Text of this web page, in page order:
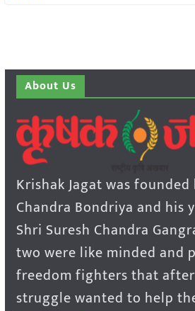
About Us
Krishak Jagat was
Chandra Bondriya and his
Shri Suresh Chandra
two were like minded and
freedom fighters that
struggle wanted to help